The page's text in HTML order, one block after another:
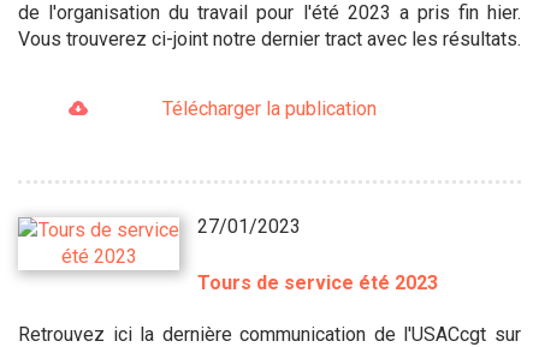
de l'organisation du travail pour l'été 2023 a pris fin hier.
Vous trouverez ci-joint notre dernier tract avec les résultats.
Télécharger la publication
27/01/2023
Tours de service été 2023
Retrouvez ici la dernière communication de l'USACcgt sur